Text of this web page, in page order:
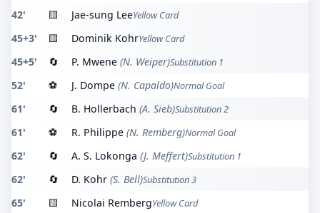
42' 🟨 Jae-sung LeeYellow Card
45+3' 🟨 Dominik KohrYellow Card
45+5' 🔄 P. Mwene (N. Weiper)Substitution 1
52' ⚽ J. Dompe (N. Capaldo)Normal Goal
61' 🔄 B. Hollerbach (A. Sieb)Substitution 2
61' ⚽ R. Philippe (N. Remberg)Normal Goal
62' 🔄 A. S. Lokonga (J. Meffert)Substitution 1
62' 🔄 D. Kohr (S. Bell)Substitution 3
65' 🟨 Nicolai RembergYellow Card